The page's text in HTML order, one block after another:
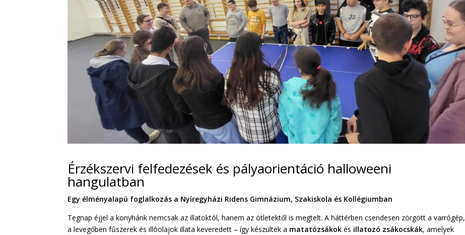
Érzékszervi felfedezések és pályaorientáció halloweeni
hangulatban
Egy élményalapú foglalkozás a Nyíregyházi Ridens Gimnázium, Szakiskola és Kollégiumban
Tegnap éjjel a konyhánk nemcsak az illatoktól, hanem az ötletektől is megtelt. A háttérben csendesen zörgött a varrógép,
a levegőben fűszerek és illóolajok illata keveredett – így készültek a matatózsákok és illatozó zsákocskák, amelyek